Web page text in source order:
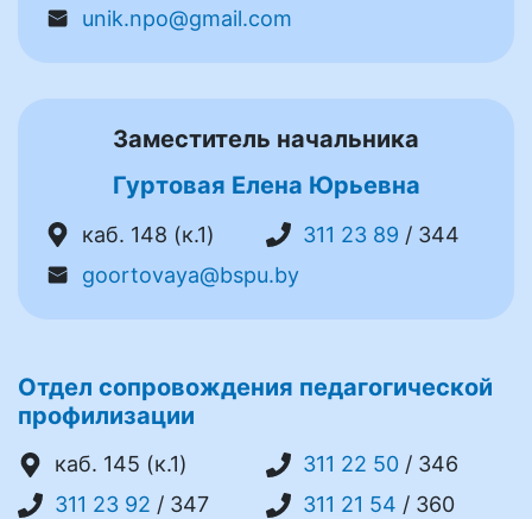
unik.npo@gmail.com
Заместитель начальника
Гуртовая Елена Юрьевна
каб. 148 (к.1) 311 23 89 / 344
goortovaya@bspu.by
Отдел сопровождения педагогической
профилизации
каб. 145 (к.1) 311 22 50 / 346
311 23 92 / 347 311 21 54 / 360